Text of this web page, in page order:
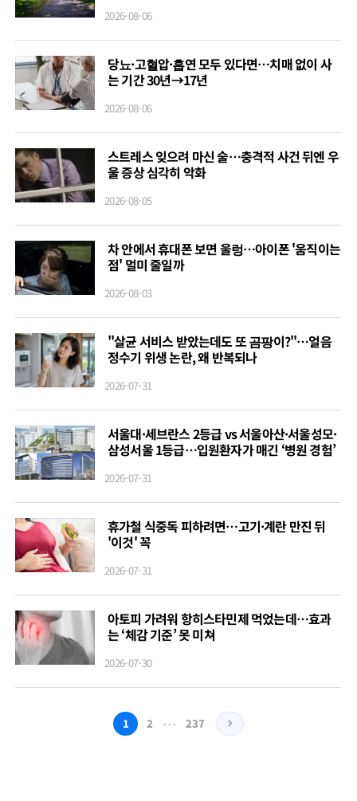
2026-08-06
당뇨·고혈압·흡연 모두 있다면…치매 없이 사
는 기간 30년→17년
2026-08-06
스트레스 잊으려 마신 술…충격적 사건 뒤엔 우
울 증상 심각히 악화
2026-08-05
차 안에서 휴대폰 보면 울렁…아이폰 '움직이는
점' 멀미 줄일까
2026-08-03
"살균 서비스 받았는데도 또 곰팡이?"…얼음
정수기 위생 논란, 왜 반복되나
2026-07-31
서울대·세브란스 2등급 vs 서울아산·서울성모·
삼성서울 1등급…입원환자가 매긴 ‘병원 경험’
2026-07-31
휴가철 식중독 피하려면…고기·계란 만진 뒤
'이것' 꼭
2026-07-31
아토피 가려워 항히스타민제 먹었는데…효과
는 ‘체감 기준’ 못 미쳐
2026-07-30
1 2 … 237